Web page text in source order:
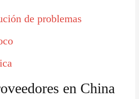
de problemas
en China